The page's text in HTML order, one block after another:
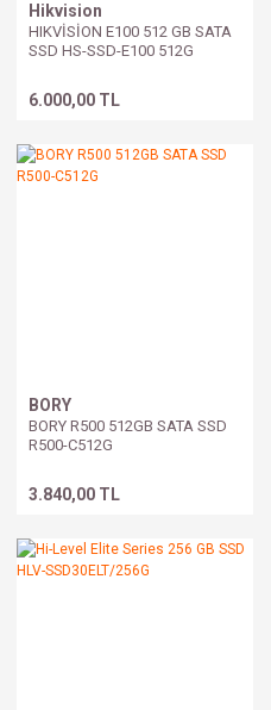
Hikvision
HIKVİSİON E100 512 GB SATA
SSD HS-SSD-E100 512G
6.000,00 TL
BORY
BORY R500 512GB SATA SSD
R500-C512G
3.840,00 TL